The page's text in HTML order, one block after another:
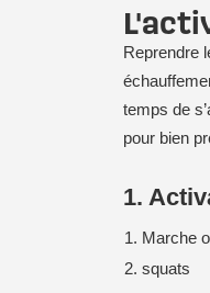
Reprendre
temps de
pour bien
1.
Marche
squats